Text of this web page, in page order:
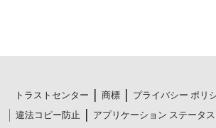
トラストセンター 商標
プライバシー ポリ
違法コピー防止
アプリケーション ステータス